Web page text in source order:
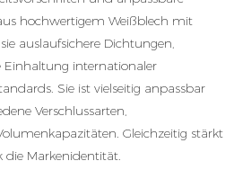
hochwertigem Weißblech mit
auslaufsichere Dichtungen,
Einhaltung internationaler
Sie ist vielseitig anpassbar
Verschlussarten,
Gleichzeitig stärkt
die Markenidentität.